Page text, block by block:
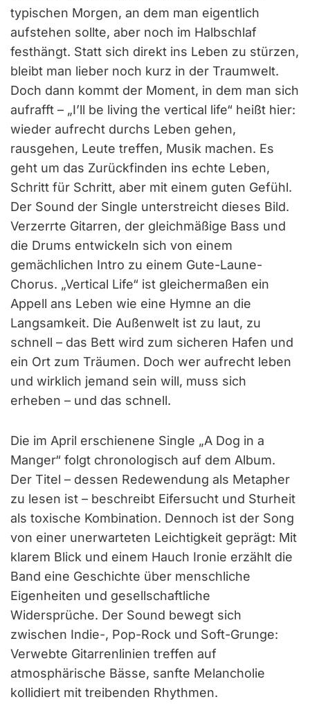
typischen Morgen, an dem man eigentlich
aufstehen sollte, aber noch im Halbschlaf
festhängt. Statt sich direkt ins Leben zu stürzen,
bleibt man lieber noch kurz in der Traumwelt.
Doch dann kommt der Moment, in dem man sich
aufrafft – „I’ll be living the vertical life“ heißt hier:
wieder aufrecht durchs Leben gehen,
rausgehen, Leute treffen, Musik machen. Es
geht um das Zurückfinden ins echte Leben,
Schritt für Schritt, aber mit einem guten Gefühl.
Der Sound der Single unterstreicht dieses Bild.
Verzerrte Gitarren, der gleichmäßige Bass und
die Drums entwickeln sich von einem
gemächlichen Intro zu einem Gute-Laune-
Chorus. „Vertical Life“ ist gleichermaßen ein
Appell ans Leben wie eine Hymne an die
Langsamkeit. Die Außenwelt ist zu laut, zu
schnell – das Bett wird zum sicheren Hafen und
ein Ort zum Träumen. Doch wer aufrecht leben
und wirklich jemand sein will, muss sich
erheben – und das schnell.
Die im April erschienene Single „A Dog in a
Manger“ folgt chronologisch auf dem Album.
Der Titel – dessen Redewendung als Metapher
zu lesen ist – beschreibt Eifersucht und Sturheit
als toxische Kombination. Dennoch ist der Song
von einer unerwarteten Leichtigkeit geprägt: Mit
klarem Blick und einem Hauch Ironie erzählt die
Band eine Geschichte über menschliche
Eigenheiten und gesellschaftliche
Widersprüche. Der Sound bewegt sich
zwischen Indie-, Pop-Rock und Soft-Grunge:
Verwebte Gitarrenlinien treffen auf
atmosphärische Bässe, sanfte Melancholie
kollidiert mit treibenden Rhythmen.